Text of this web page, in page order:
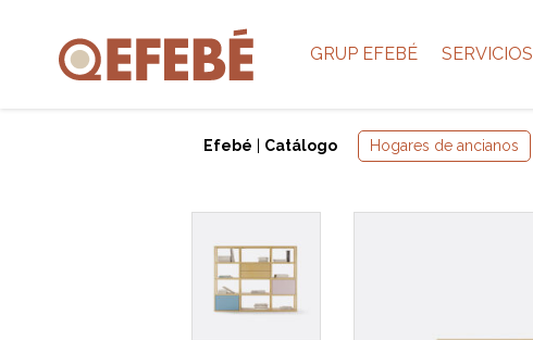
GRUP EFEBÉ SERVICIOS
Efebé Catálogo Hogares de ancianos